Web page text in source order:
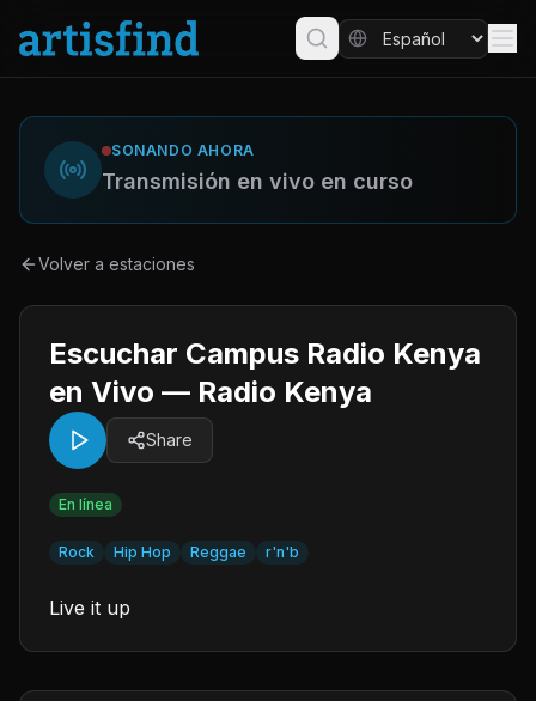
SONANDO AHORA
Transmisión en vivo en curso
Volver a estaciones
Escuchar Campus Radio Kenya
en Vivo — Radio Kenya
Share
En línea
Rock Hip Hop Reggae r'n'b
Live it up